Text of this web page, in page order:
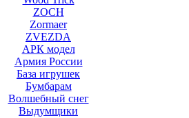
ZOCH
Zormaer
ZVEZDA
АРК модел
Армия России
База игрушек
Бумбарам
Волшебный снег
Выдумщики